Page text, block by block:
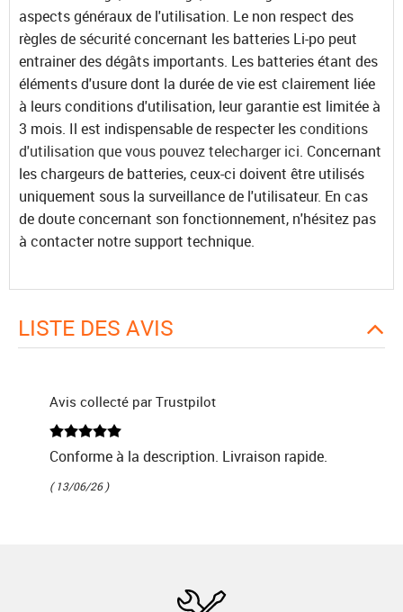
aspects généraux de l'utilisation. Le non respect des
règles de sécurité concernant les batteries Li-po peut
entrainer des dégâts importants. Les batteries étant des
éléments d'usure dont la durée de vie est clairement liée
à leurs conditions d'utilisation, leur garantie est limitée à
3 mois. Il est indispensable de respecter lesconditions
d'utilisation que vous pouvez telecharger ici. Concernant
les chargeurs de batteries, ceux-ci doivent être utilisés
uniquement sous la surveillance de l'utilisateur. En cas
de doute concernant son fonctionnement, n'hésitez pas
à contacter notre support technique.
LISTE DES AVIS
Avis collecté par Trustpilot
Conforme à la description. Livraison rapide.
( 13/06/26 )